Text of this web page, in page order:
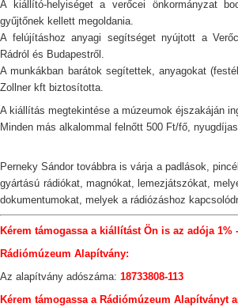
A kiállító-helyiséget a verőcei önkormányzat
gyűjtőnek kellett megoldania.
A felújításhoz anyagi segítséget nyújtott a
Rádról és Budapestről.
A munkákban barátok segítettek, anyagokat
Zollner kft biztosította.
A kiállítás megtekintése a múzeumok éjszakáján
Minden más alkalommal felnőtt 500 Ft/fő,
Perneky Sándor továbbra is várja a padlások,
gyártású rádiókat, magnókat, lemezjátszókat,
dokumentumokat, melyek a rádiózáshoz
Kérem támogassa a kiállítást Ön is az adója 1%
Rádiómúzeum Alapítvány:
Az alapítvány adószáma:18733808-113
Kérem támogassa a Rádiómúzeum Alapítványt